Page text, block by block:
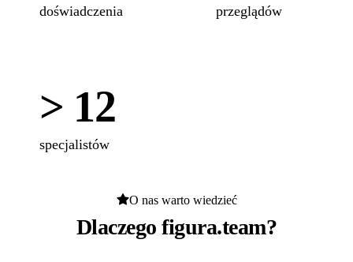
doświadczenia
przeglądów
> 12
specjalistów
O nas warto wiedzieć
Dlaczego figura.team?